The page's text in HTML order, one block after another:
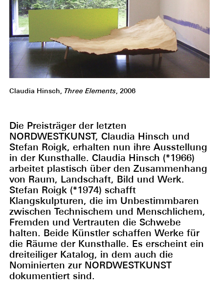
Claudia Hinsch, Three Elements, 2006
Die Preisträger der letzten
NORDWESTKUNST, Claudia Hinsch und
Stefan Roigk, erhalten nun ihre Ausstellung
in der Kunsthalle. Claudia Hinsch (*1966)
arbeitet plastisch über den Zusammenhang
von Raum, Landschaft, Bild und Werk.
Stefan Roigk (*1974) schafft
Klangskulpturen, die im Unbestimmbaren
zwischen Technischem und Menschlichem,
Fremden und Vertrauten die Schwebe
halten. Beide Künstler schaffen Werke für
die Räume der Kunsthalle. Es erscheint ein
dreiteiliger Katalog, in dem auch die
Nominierten zur NORDWESTKUNST
dokumentiert sind.